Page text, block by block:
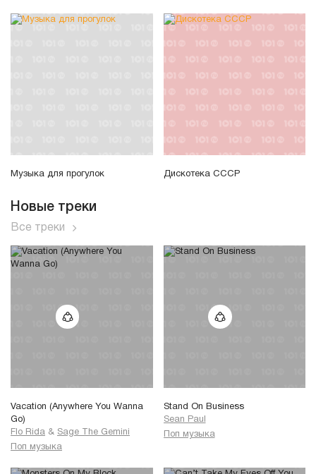
Музыка для прогулок Дискотека СССР
Новые треки
Все треки
Vacation (Anywhere You Wanna
Go)
Flo Rida & Sage The Gemini
Поп музыка
Stand On Business
Sean Paul
Поп музыка